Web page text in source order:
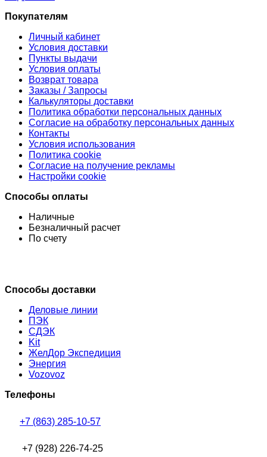
Покупателям
Личный кабинет
Условия доставки
Пункты выдачи
Условия оплаты
Возврат товара
Заказы / Запросы
Калькуляторы доставки
Политика обработки персональных данных
Согласие на обработку персональных данных
Контакты
Условия использования
Политика cookie
Согласие на получение рекламы
Настройки cookie
Способы оплаты
Наличные
Безналичный расчет
По счету
Способы доставки
Деловые линии
ПЭК
СДЭК
Kit
ЖелДор Экспедиция
Энергия
Vozovoz
Телефоны
+7 (863) 285-10-57
+7 (928) 226-74-25